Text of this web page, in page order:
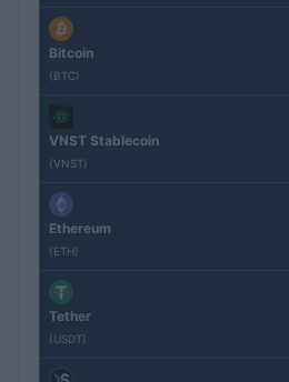
Bitcoin
(BTC)
VNST Stablecoin
(VNST)
Ethereum
(ETH)
Tether
(USDT)